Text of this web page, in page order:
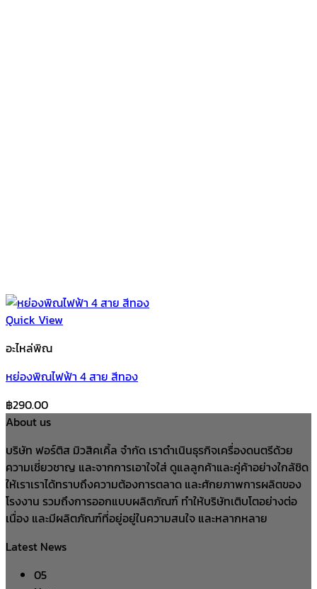
Quick View
อะไหล่พิณ
หย่องพิณไฟฟ้า 4 สาย สีทอง
฿290.00
About us
บริษัท ฟอร์ติส มิวสิคเคิ้ล จำกัด เราดำเนินธุรกิจเครื่องดนตรีด้วย
ความเชี่ยวชาญ และจากการเอาใจใส่ ดูแลลูกค้าและคู่ค้าอย่างใกล้ชิด
ให้เราเราได้ทราบถึงความต้องการตลาด และศักยภาพการผลิตของ
โรงงาน รวมถึงการออกแบบผลิตภัณฑ์ ทำให้บริษัทเติบโตอย่างต่อ
เนื่อง และมีผลิตภัณฑ์ที่อยู่อยู่ในความสนใจ และหลากหลาย
Latest News
05